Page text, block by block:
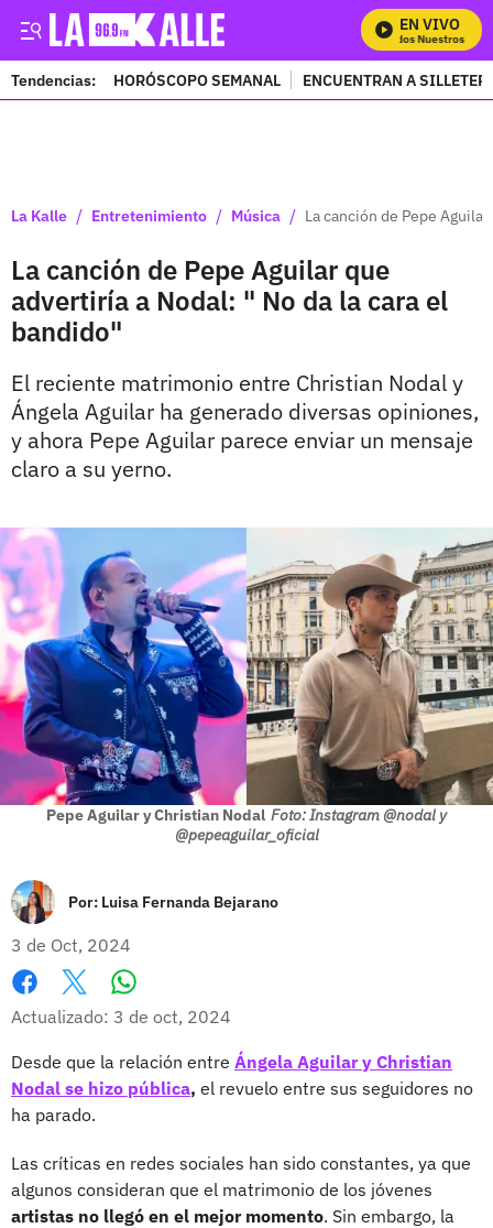
EN VIVO
Mira Todos Nuestros
Tendencias: HORÓSCOPO SEMANAL ENCUENTRAN A
La Kalle / Entretenimiento / Música / La canción de Pepe
La canción de Pepe Aguilar que
advertiría a Nodal: " No da la cara el
bandido"
El reciente matrimonio entre Christian Nodal y
Ángela Aguilar ha generado diversas opiniones,
y ahora Pepe Aguilar parece enviar un mensaje
claro a su yerno.
Pepe Aguilar y Christian Nodal Foto: Instagram @nodal y
@pepeaguilar_oficial
Por: Luisa Fernanda Bejarano
3 de Oct, 2024
Facebook
X
Actualizado: 3 de oct, 2024
Desde que la relación entre Ángela Aguilar y Christian
Nodal se hizo pública, el revuelo entre sus seguidores no
ha parado.
Las críticas en redes sociales han sido constantes, ya que
algunos consideran que el matrimonio de los jóvenes
artistas no llegó en el mejor momento. Sin embargo, la